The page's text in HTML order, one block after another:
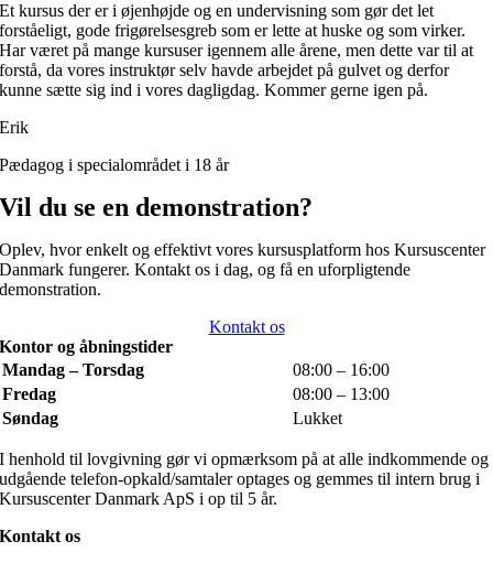
Et kursus der er i øjenhøjde og en undervisning som gør det let
forståeligt, gode frigørelsesgreb som er lette at huske og som virker.
Har været på mange kursuser igennem alle årene, men dette var til at
forstå, da vores instruktør selv havde arbejdet på gulvet og derfor
kunne sætte sig ind i vores dagligdag. Kommer gerne igen på.
Erik
Pædagog i specialområdet i 18 år
Vil du se en demonstration?
Oplev, hvor enkelt og effektivt vores kursusplatform hos Kursuscenter
Danmark fungerer. Kontakt os i dag, og få en uforpligtende
demonstration.
Kontakt os
Kontor og åbningstider
Mandag – Torsdag
08:00 – 16:00
Fredag
08:00 – 13:00
Søndag
Lukket
I henhold til lovgivning gør vi opmærksom på at alle indkommende og
udgående telefon-opkald/samtaler optages og gemmes til intern brug i
Kursuscenter Danmark ApS i op til 5 år.
Kontakt os